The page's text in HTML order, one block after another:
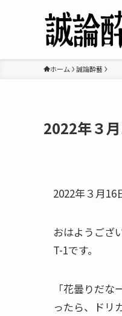
ホーム 誠論酔藝
2022年３
2022年３月
おはようござ
T-1です。
「花曇りだ
ったら、ドリ